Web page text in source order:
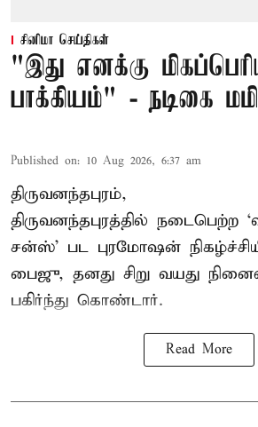
சினிமா செய்திகள்
"இது எனக்கு
பாக்கியம்" - நடிகை
Published on: 10 Aug 2026, 6:37 am
திருவனந்தபுரம்,
திருவனந்தபுரத்தில்
சன்ஸ்’ பட புரமோஷன்
பைஜு, தனது சிறு வயது
பகிர்ந்து கொண்டார்.
Read More